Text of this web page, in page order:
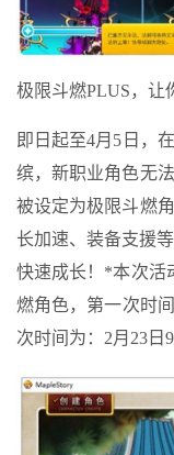
极限斗燃PLUS，让
即日起至4月5日，
缤，新职业角色无法
被设定为极限斗燃
长加速、装备支援
快速成长！*本次活
燃角色，第一次时
次时间为：2月23日